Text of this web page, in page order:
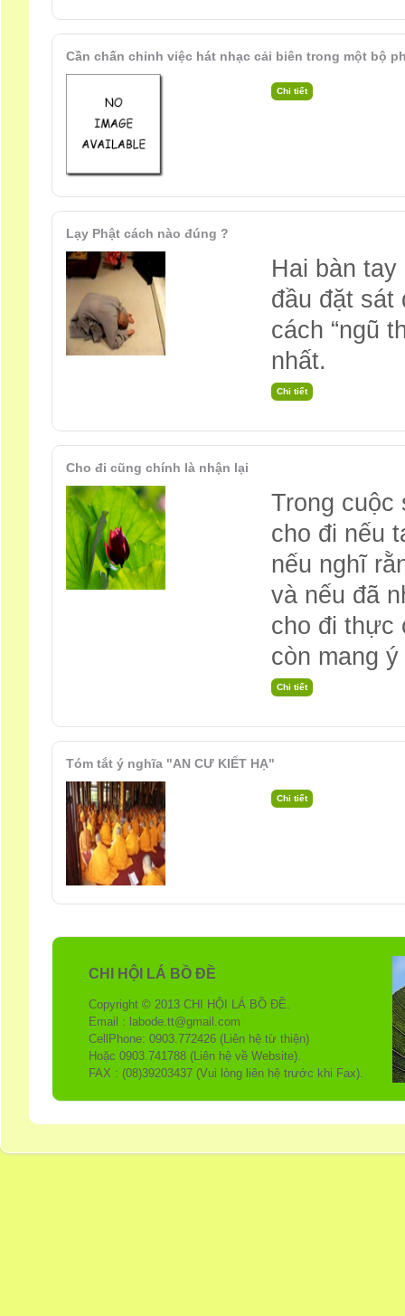
Cần chấn chỉnh việc hát nhạc cải biên trong một bộ
Lạy Phật cách nào đúng ?
Hai bàn
đầu đặt sát
cách “ngũ
nhất.
Cho đi cũng chính là nhận lại
Trong cuộc
cho đi nếu
nếu nghĩ
và nếu đã
cho đi thực
còn mang
Tóm tắt ý nghĩa "AN CƯ KIẾT HẠ"
CHI HỘI LÁ BỒ ĐỀ
Copyright © 2013 CHI HỘI LÁ BỒ ĐỀ.
Email : labode.tt@gmail.com
CellPhone: 0903.772426 (Liên hệ từ thiện)
Hoặc 0903.741788 (Liên hệ về Website).
FAX : (08)39203437 (Vui lòng liên hệ trước khi Fax).